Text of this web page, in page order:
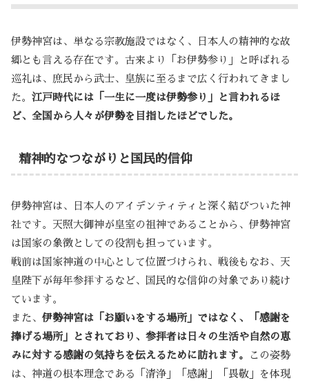
伊勢神宮は、単なる宗教施設ではなく、日本人の精神的な故
郷とも言える存在です。古来より「お伊勢参り」と呼ばれる
巡礼は、庶民から武士、皇族に至るまで広く行われてきまし
た。 江戸時代には「一生に一度は伊勢参り」と言われるほ
ど、全国から人々が伊勢を目指したほどでした。
精神的なつながりと国民的信仰
伊勢神宮は、日本人のアイデンティティと深く結びついた神
社です。天照大御神が皇室の祖神であることから、伊勢神宮
は国家の象徴としての役割も担っています。
戦前は国家神道の中心として位置づけられ、戦後もなお、天
皇陛下が毎年参拝するなど、国民的な信仰の対象であり続け
ています。
また、 伊勢神宮は「お願いをする場所」ではなく、「感謝を
捧げる場所」とされており、参拝者は日々の生活や自然の恵
みに対する感謝の気持ちを伝えるために訪れます。
この姿勢
は、神道の根本理念である「清浄」「感謝」「畏敬」を体現